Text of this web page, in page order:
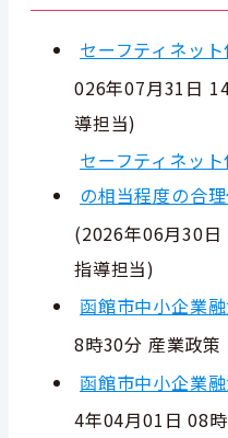
セーフティネッ
026年07月31日
導担当)
セーフティネッ
の相当程度の合
(2026年06月30日
指導担当)
函館市中小企業
8時30分 産業政策
函館市中小企業
4年04月01日 08